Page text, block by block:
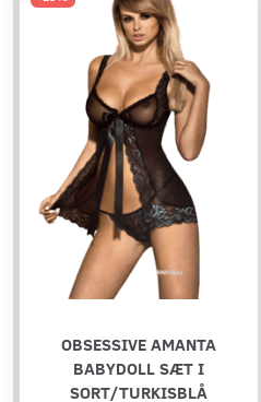
OBSESSIVE AMANTA
BABYDOLL SÆT I
SORT/TURKISBLÅ